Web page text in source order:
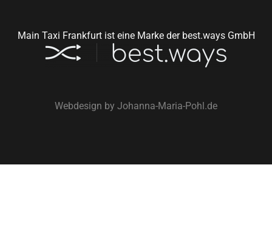
Main Taxi Frankfurt ist eine Marke der best.ways GmbH
Webdesign by Johanna-Maria-Pohl.de